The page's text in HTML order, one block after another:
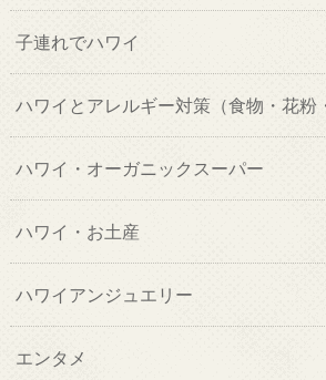
子連れでハワイ
ハワイとアレルギー対策（食物・花粉
ハワイ・オーガニックスーパー
ハワイ・お土産
ハワイアンジュエリー
エンタメ